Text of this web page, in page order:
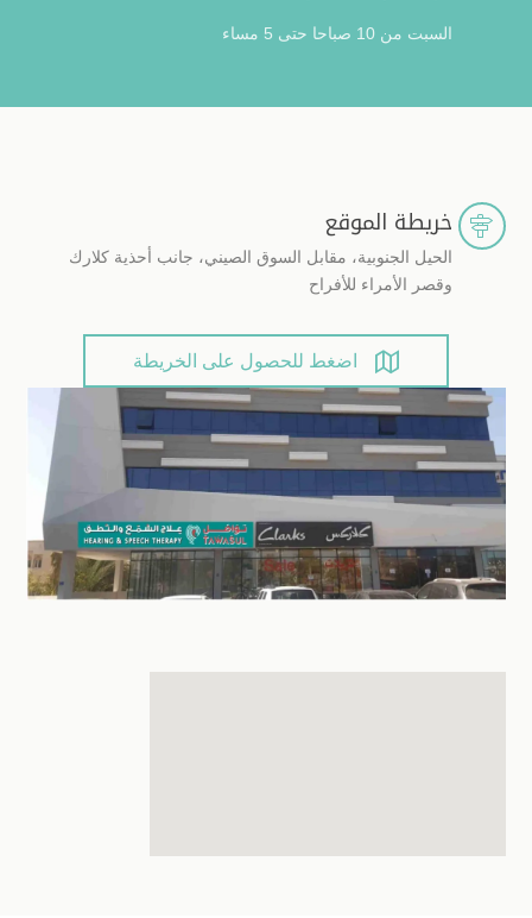
السبت من 10 صباحا حتى 5 مساء
 خريطة الموقع
الحيل الجنوبية، مقابل السوق الصيني، جانب أحذية كلارك
وقصر الأمراء للأفراح
 اضغط للحصول على الخريطة